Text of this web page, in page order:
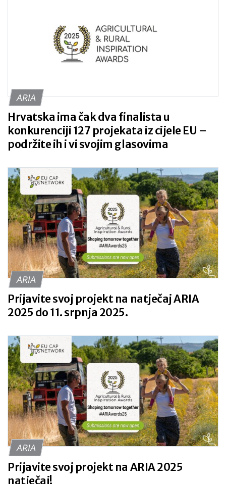
ARIA
Hrvatska ima čak dva finalista u
konkurenciji 127 projekata iz cijele EU –
podržite ih i vi svojim glasovima
ARIA
Prijavite svoj projekt na natječaj ARIA
2025 do 11. srpnja 2025.
ARIA
Prijavite svoj projekt na ARIA 2025
natječaj!